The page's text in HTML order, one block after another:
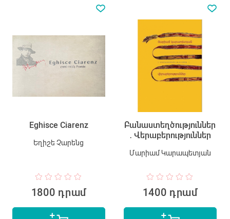
Eghisce Ciarenz
Եղիշե Չարենց
1800 դրամ
Բանաստեղծություններ
․ Վերաբերություններ
Մարիամ Կարապետյան
1400 դրամ